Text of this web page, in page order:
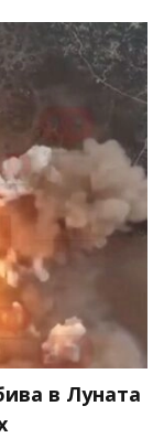
в Луната